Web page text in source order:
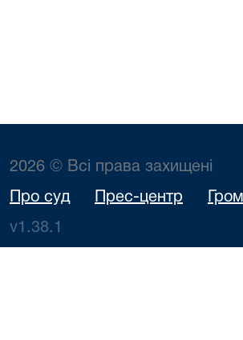
2026 © Всі права захищені
Про суд Прес-центр
v1.38.1